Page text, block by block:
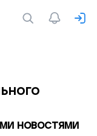
новостями